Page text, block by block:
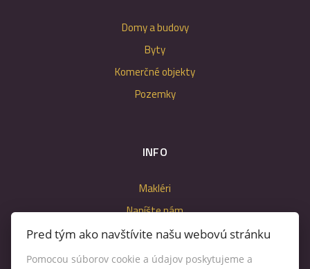
Domy a budovy
Byty
Komerčné objekty
Pozemky
INFO
Makléri
Napíšte nám
Kontakt
Nastavenie cookies
Pred tým ako navštívite našu webovú stránku
Pomocou súborov cookie a údajov poskytujeme a